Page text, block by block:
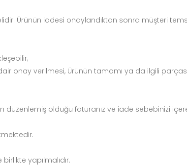
Ürünün iadesi onaylandıktan sonra müşteri
onay verilmesi, Ürünün tamamı ya da ilgili
olduğu faturanız ve iade sebebinizi
yapılmalıdır.